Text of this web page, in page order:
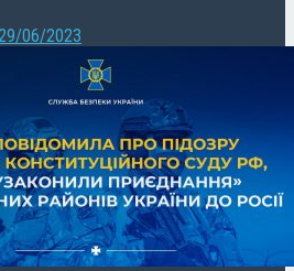
06/2023